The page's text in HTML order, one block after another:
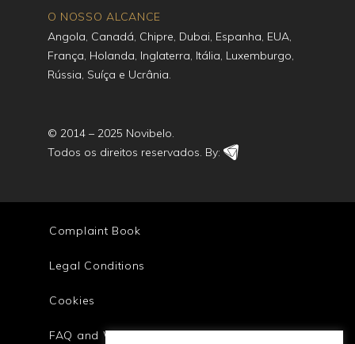
O NOSSO ALCANCE
Angola, Canadá, Chipre, Dubai, Espanha, EUA,
França, Holanda, Inglaterra, Itália, Luxemburgo,
Rússia, Suíça e Ucrânia.
© 2014 – 2025 Novibelo.
Todos os direitos reservados. By:
Complaint Book
Legal Conditions
Cookies
FAQ and Warranty